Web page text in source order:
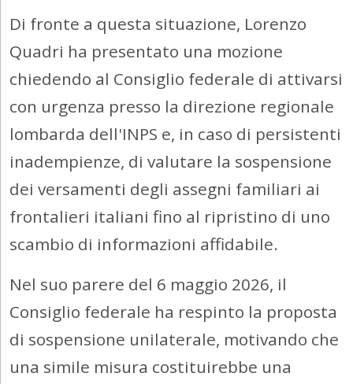
Di fronte a questa situazione, Lorenzo
Quadri ha presentato una mozione
chiedendo al Consiglio federale di attivarsi
con urgenza presso la direzione regionale
lombarda dell'INPS e, in caso di persistenti
inadempienze, di valutare la sospensione
dei versamenti degli assegni familiari ai
frontalieri italiani fino al ripristino di uno
scambio di informazioni affidabile.
Nel suo parere del 6 maggio 2026, il
Consiglio federale ha respinto la proposta
di sospensione unilaterale, motivando che
una simile misura costituirebbe una